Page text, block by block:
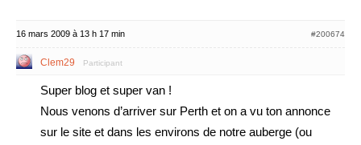
16 mars 2009 à 13 h 17 min #200674
Clem29 Participant
Super blog et super van !
Nous venons d’arriver sur Perth et on a vu ton annonce
sur le site et dans les environs de notre auberge (ou